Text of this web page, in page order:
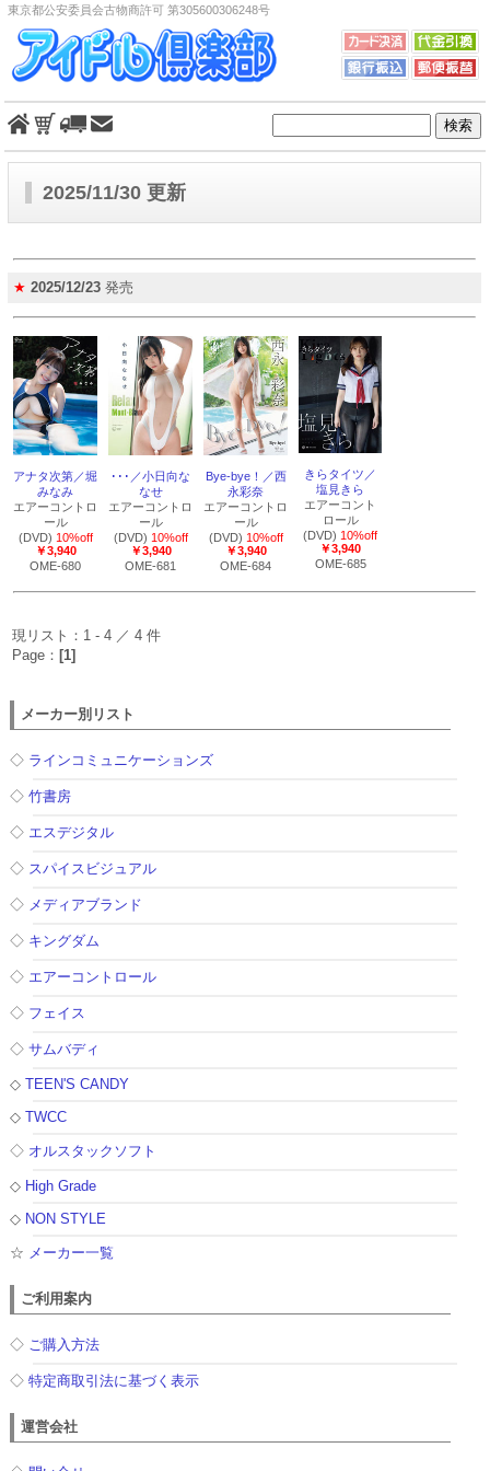
東京都公安委員会古物商許可 第305600306248号
2025/11/30 更新
★ 2025/12/23 発売
アナタ次第／堀
みなみ
エアーコントロ
ール
(DVD) 10%off
￥3,940
OME-680
･･･／小日向な
なせ
エアーコントロ
ール
(DVD) 10%off
￥3,940
OME-681
Bye-bye！／西
永彩奈
エアーコントロ
ール
(DVD) 10%off
￥3,940
OME-684
きらタイツ／
塩見きら
エアーコント
ロール
(DVD)10%off
￥3,940
OME-685
現リスト：1 - 4 ／ 4 件
Page： [1]
メーカー別リスト
◇ ラインコミュニケーションズ
◇竹書房
◇ エスデジタル
◇ スパイスビジュアル
◇ メディアブランド
◇ キングダム
◇ エアーコントロール
◇ フェイス
◇サムバディ
◇TEEN'S CANDY
◇TWCC
◇ オルスタックソフト
◇ High Grade
◇ NON STYLE
☆ メーカー一覧
ご利用案内
◇ ご購入方法
◇特定商取引法に基づく表示
運営会社